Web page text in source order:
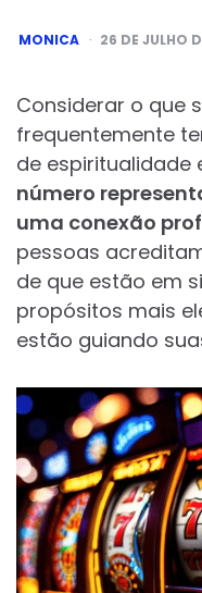
POSTED
BY
MONICA 26 DE JULHO
Considerar o que
frequentemente
de espiritualidade
número
uma conexão
pessoas
de que estão em
propósitos mais
estão guiando